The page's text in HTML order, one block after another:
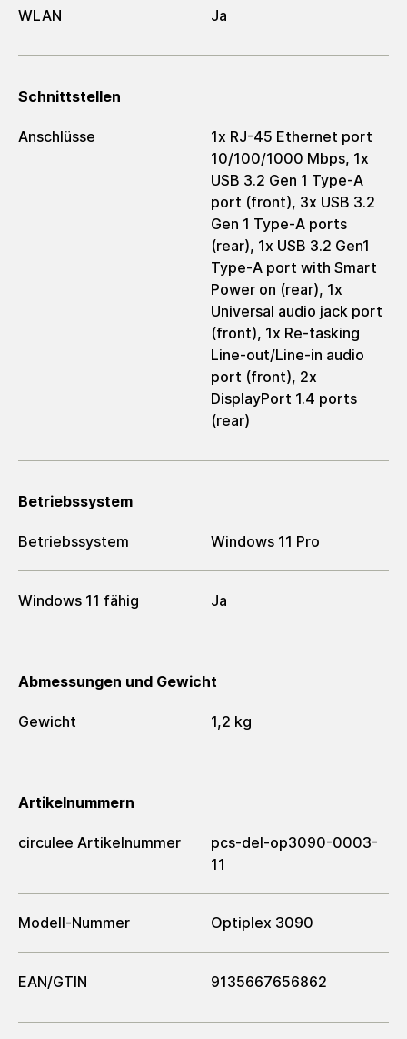
WLAN Ja
Schnittstellen
Anschlüsse
1x RJ-45 Ethernet port
10/100/1000 Mbps, 1x
USB 3.2 Gen 1 Type-A
port (front), 3x USB 3.2
Gen 1 Type-A ports
(rear), 1x USB 3.2 Gen1
Type-A port with Smart
Power on (rear), 1x
Universal audio jack port
(front), 1x Re-tasking
Line-out/Line-in audio
port (front), 2x
DisplayPort 1.4 ports
(rear)
Betriebssystem
Betriebssystem Windows 11 Pro
Windows 11 fähig Ja
Abmessungen und Gewicht
Gewicht 1,2 kg
Artikelnummern
circulee Artikelnummer
pcs-del-op3090-0003-
11
Modell-Nummer Optiplex 3090
EAN/GTIN 9135667656862